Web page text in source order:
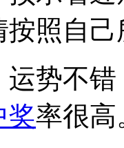
照自
运势不
奖率很高